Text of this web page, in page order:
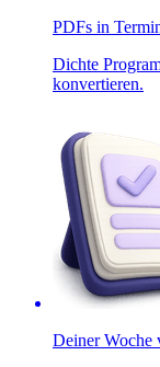
PDFs in
Dichte
konvertieren.
Deiner Woche